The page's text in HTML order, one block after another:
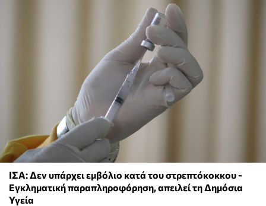
ΙΣΑ: Δεν υπάρχει εμβόλιο κατά του στρεπτόκοκκου -
Εγκληματική παραπληροφόρηση, απειλεί τη Δημόσια
Υγεία